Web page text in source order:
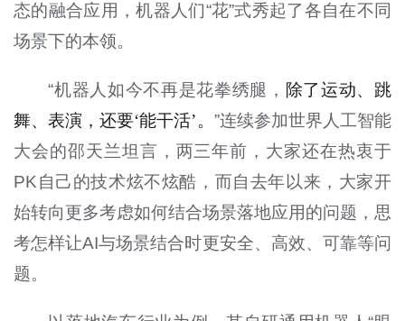
态的融合应用，机器人们“花”式秀起了各自在不同
场景下的本领。
“机器人如今不再是花拳绣腿， 除了运动、跳
舞、表演，还要‘能干活’。 ”连续参加世界人工智能
大会的邵天兰坦言，两三年前，大家还在热衷于
PK自己的技术炫不炫酷，而自去年以来，大家开
始转向更多考虑如何结合场景落地应用的问题，思
考怎样让AI与场景结合时更安全、高效、可靠等问
题。